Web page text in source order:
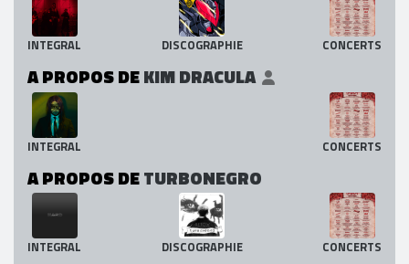
INTEGRAL DISCOGRAPHIE CONCERTS
A PROPOS DEKIM DRACULA
INTEGRAL CONCERTS
A PROPOS DETURBONEGRO
INTEGRAL DISCOGRAPHIE CONCERTS